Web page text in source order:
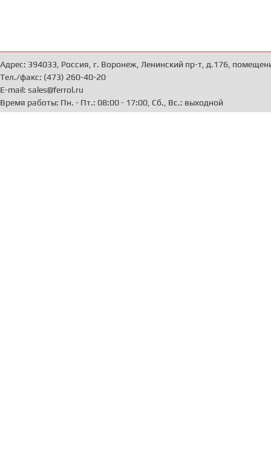
Адрес: 394033, Россия, г. Воронеж, Ленинский пр-т, д.176,
Тел./факс: (473) 260-40-20
E-mail: sales@ferrol.ru
Время работы: Пн. - Пт.: 08:00 - 17:00, Сб., Вс.: выходной